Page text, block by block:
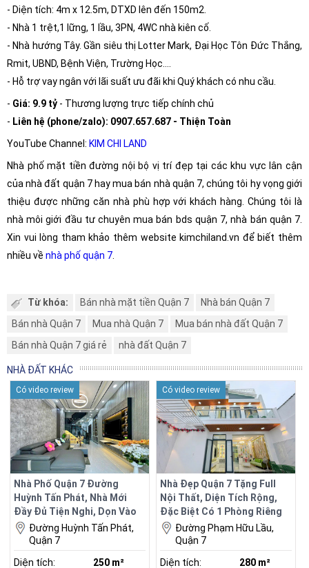
- Diện tích: 4m x 12.5m, DTXD lên đến 150m2.
- Nhà 1 trệt,1 lững, 1 lầu, 3PN, 4WC nhà kiên cố.
- Nhà hướng Tây. Gần siêu thị Lotter Mark, Đại Học Tôn Đức Thắng,
Rmit, UBND, Bệnh Viện, Trường Học....
- Hỗ trợ vay ngân với lãi suất ưu đãi khi Quý khách có nhu cầu.
- Giá: 9.9 tỷ - Thương lượng trực tiếp chính chủ
- Liên hệ (phone/zalo): 0907.657.687 - Thiện Toàn
YouTube Channel: KIM CHI LAND
Nhà phố mặt tiền đường nội bộ vị trí đẹp tại các khu vực lân cận
của nhà đất quận 7 hay mua bán nhà quận 7, chúng tôi hy vọng giới
thiệu được những căn nhà phù hợp với khách hàng. Chúng tôi là
nhà môi giới đầu tư chuyên mua bán bds quận 7, nhà bán quận 7.
Xin vui lòng tham khảo thêm website kimchiland.vn để biết thêm
nhiều về nhà phố quận 7
Từ khóa: Bán nhà mặt tiền Quận 7
Nhà bán Quận 7
Bán nhà Quận 7
Mua nhà Quận 7
Mua bán nhà đất Quận 7
Bán nhà Quận 7 giá rẻ
nhà đất Quận 7
NHÀ ĐẤT KHÁC
Nhà Phố Quận 7 Đường
Huỳnh Tấn Phát, Nhà Mới
Đầy Đủ Tiện Nghi, Dọn Vào
Là Ở.Đường Huỳnh Tấn Phát,
Quận 7
Diện tích:
250 m²
Có video review
Nhà Đẹp Quận 7 Tặng Full
Nội Thất, Diện Tích Rộng,
Đặc Biệt Có 1 Phòng Riêng
Tại Tầng Trệt
Đường Phạm Hữu Lầu,
Quận 7
Diện tích:
280 m²
Có video review